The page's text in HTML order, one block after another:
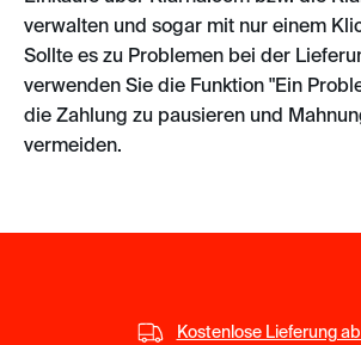
verwalten und sogar mit nur einem
Sollte es zu Problemen bei der
verwenden Sie die Funktion "Ein
die Zahlung zu pausieren und
vermeiden.
Kostenlose Lieferung